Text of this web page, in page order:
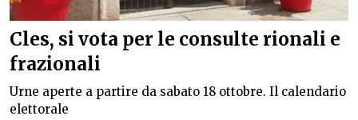
Cles, si vota per le consulte rionali e
frazionali
Urne aperte a partire da sabato 18 ottobre. Il calendario
elettorale